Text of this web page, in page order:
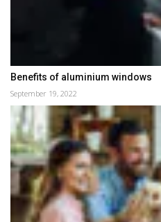
Benefits of aluminium windows
September 19, 2022